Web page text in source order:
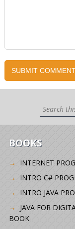
BOOKS
INTERNET
INTRO C#
INTRO JAVA
JAVA FOR
BOOK